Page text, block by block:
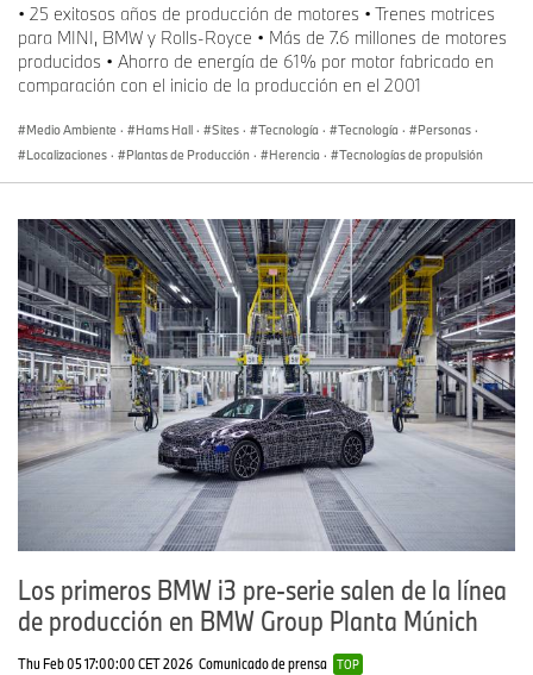
• 25 exitosos años de producción de motores • Trenes motrices
para MINI, BMW y Rolls-Royce • Más de 7.6 millones de motores
producidos • Ahorro de energía de 61% por motor fabricado en
comparación con el inicio de la producción en el 2001
Medio Ambiente · Hams Hall · Sites · Tecnología · Tecnología · Personas ·
Localizaciones · Plantas de Producción · Herencia · Tecnologías de propulsión
Los primeros BMW i3 pre-serie salen de la línea
de producción en BMW Group Planta Múnich
Thu Feb 05 17:00:00 CET 2026 Comunicado de prensa TOP